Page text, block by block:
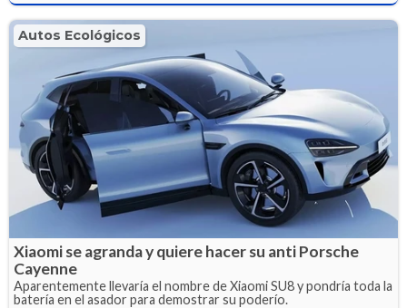
Autos Ecológicos
Xiaomi se agranda y quiere hacer su anti Porsche
Cayenne
Aparentemente llevaría el nombre de Xiaomi SU8 y pondría toda la
batería en el asador para demostrar su poderío.